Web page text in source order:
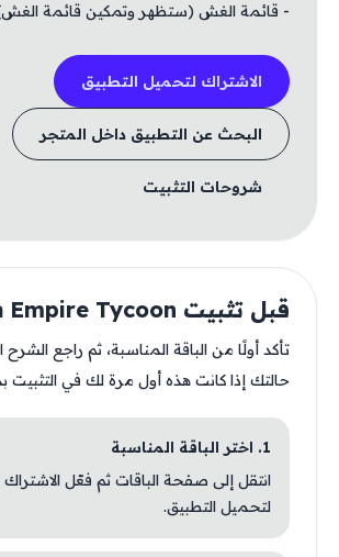
- قائمة الغش (ستظهر وتمكين قائمة
الاشتراك لتحميل التطبيق
البحث عن التطبيق داخل المتجر
شروحات التثبيت
قبل تثبيت Mafia Empire Tycoon
تأكد أولًا من الباقة المناسبة، ثم راجع
حالتك إذا كانت هذه أول مرة لك في التثبيت
1. اختر الباقة المناسبة
انتقل إلى صفحة الباقات ثم فعّل
لتحميل التطبيق.